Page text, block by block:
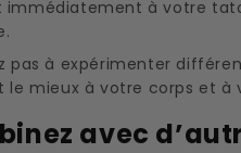
immédiatement à votre
pas à expérimenter
le mieux à votre corps et
avec